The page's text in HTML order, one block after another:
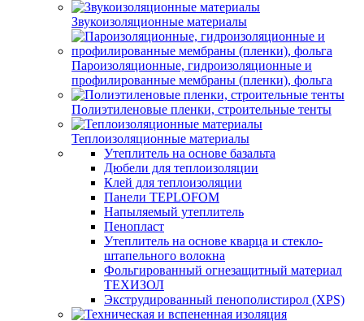
Звукоизоляционные материалы
Пароизоляционные, гидроизоляционные и
профилированные мембраны (пленки), фольга
Полиэтиленовые пленки, строительные тенты
Теплоизоляционные материалы
Утеплитель на основе базальта
Дюбели для теплоизоляции
Клей для теплоизоляции
Панели TEPLOFOM
Напыляемый утеплитель
Пенопласт
Утеплитель на основе кварца и стекло-
штапельного волокна
Фольгированный огнезащитный материал
ТЕХИЗОЛ
Экструдированный пенополистирол (XPS)